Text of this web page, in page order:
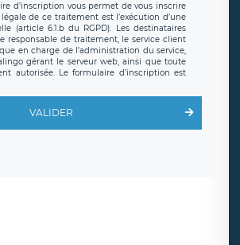
d’inscription vous permet de vous inscrire
de ce traitement est l’exécution d’une
(article 6.1.b du RGPD). Les destinataires
responsable de traitement, le service client
en charge de l’administration du service,
gérant le serveur web, ainsi que toute
autorisée. Le formulaire d’inscription est
de protection conformes au RGPD. Les
étant entendu que vous pouvez
de vos données et retirer votre
VALIDER